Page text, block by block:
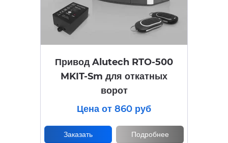
Привод Alutech RTO-500
MKIT-Sm для откатных
ворот
Цена от 860 руб
Заказать Подробнее